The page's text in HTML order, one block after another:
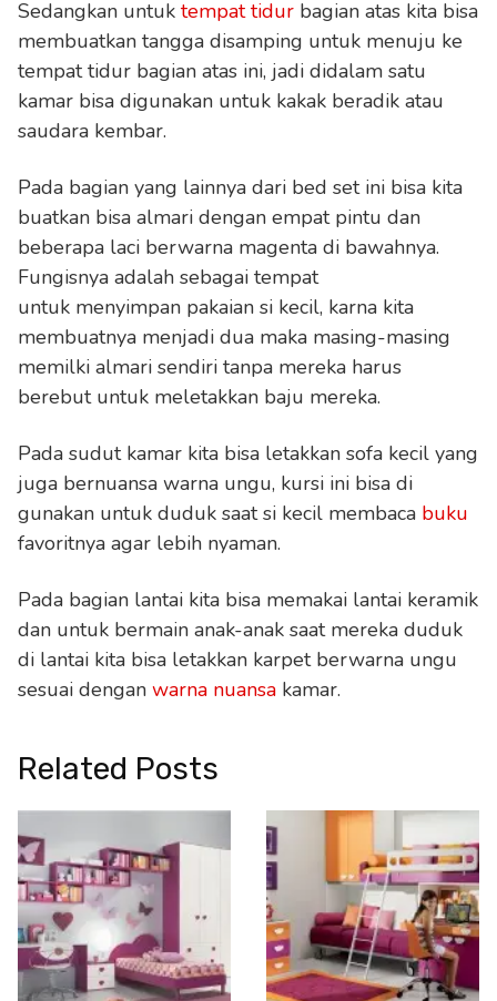
Sedangkan untuk tempat tidur bagian atas kita bisa
membuatkan tangga disamping untuk menuju ke
tempat tidur bagian atas ini, jadi didalam satu
kamar bisa digunakan untuk kakak beradik atau
saudara kembar.
Pada bagian yang lainnya dari bed set ini bisa kita
buatkan bisa almari dengan empat pintu dan
beberapa laci berwarna magenta di bawahnya.
Fungisnya adalah sebagai tempat
untuk menyimpan pakaian si kecil, karna kita
membuatnya menjadi dua maka masing-masing
memilki almari sendiri tanpa mereka harus
berebut untuk meletakkan baju mereka.
Pada sudut kamar kita bisa letakkan sofa kecil yang
juga bernuansa warna ungu, kursi ini bisa di
gunakan untuk duduk saat si kecil membaca buku
favoritnya agar lebih nyaman.
Pada bagian lantai kita bisa memakai lantai keramik
dan untuk bermain anak-anak saat mereka duduk
di lantai kita bisa letakkan karpet berwarna ungu
sesuai dengan warna nuansa kamar.
Related Posts